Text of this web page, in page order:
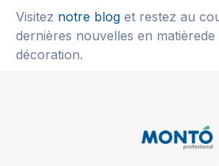
Visitez notre blog et restez au
dernières nouvelles en
décoration.